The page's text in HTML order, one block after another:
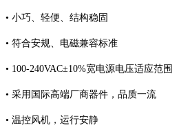
• 小巧、轻便、结构稳固
• 符合安规、电磁兼容标准
• 100-240VAC±10%宽电源电压适应范围
• 采用国际高端厂商器件，品质一流
• 温控风机，运行安静